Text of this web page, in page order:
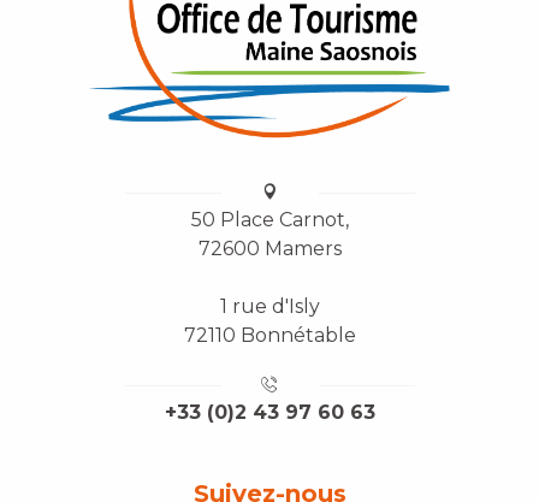
50 Place Carnot,
72600 Mamers
1 rue d'Isly
72110 Bonnétable
+33 (0)2 43 97 60 63
Suivez-nous